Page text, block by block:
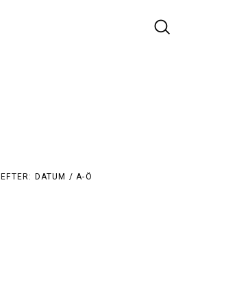
EFTER: DATUM / A-Ö